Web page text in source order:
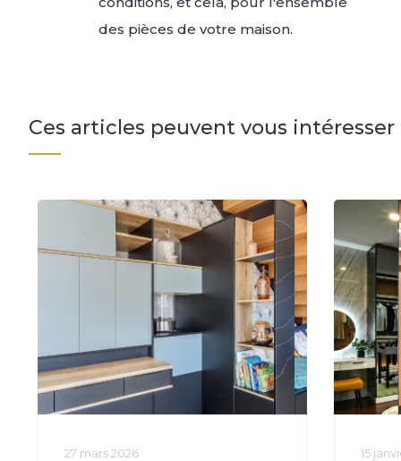
des pièces de votre maison.
Ces articles peuvent vous intéresser
27 mars 2026 15